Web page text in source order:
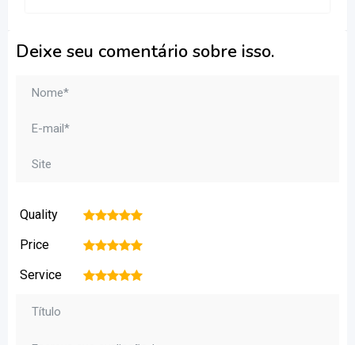
Deixe seu comentário sobre isso.
Quality 5
4
3
2
Price 5
4
3
2
Service 5
4
3
2